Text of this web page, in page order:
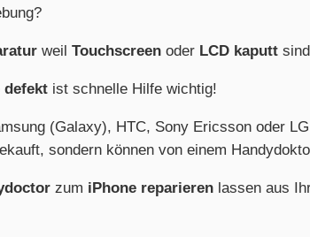
weil Touchscreen oder LCD kaputt
defekt ist schnelle Hilfe wichtig!
(Galaxy), HTC, Sony Ericsson oder
sondern können von einem
zum iPhone reparieren lassen aus